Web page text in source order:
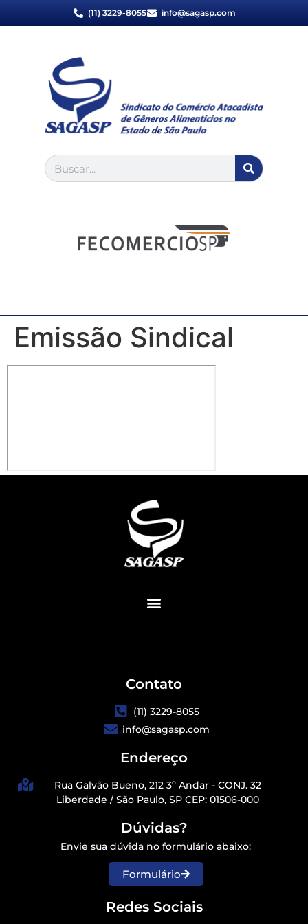
(11) 3229-8055 info@sagasp.com
Emissão Sindical
Contato
(11) 3229-8055
info@sagasp.com
Endereço
Rua Galvão Bueno, 212 3º Andar - CONJ. 32
Liberdade / São Paulo, SP CEP: 01506-000
Dúvidas?
Envie sua dúvida no formulário abaixo:
Formulário
Redes Sociais